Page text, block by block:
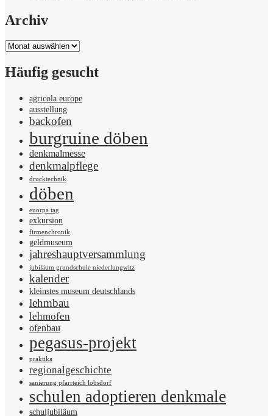
Archiv
Archiv
Häufig gesucht
agricola europe
ausstellung
backofen
burgruine döben
denkmalmesse
denkmalpflege
drucktechnik
döben
euorpa tag
exkursion
firmenchronik
geldmuseum
jahreshauptversammlung
jubiläum grundschule niederlungwitz
kalender
kleinstes museum deutschlands
lehmbau
lehmofen
ofenbau
pegasus-projekt
praktika
regionalgeschichte
sanierung pfarrteich lobsdorf
schulen adoptieren denkmale
schuljubiläum